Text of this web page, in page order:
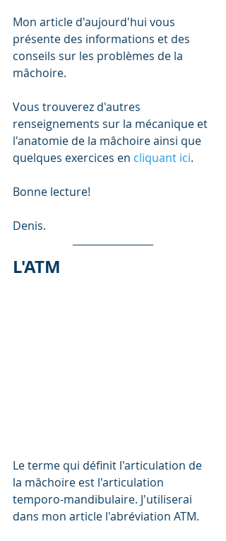
Mon article d'aujourd'hui vous
présente des informations et des
conseils sur les problèmes de la
mâchoire.​
Vous trouverez d'autres
renseignements sur la mécanique et
l'anatomie de la mâchoire ainsi que
quelques exercices en cliquant ici.
Bonne lecture!
Denis.
L'ATM
Le terme qui définit l'articulation de
la mâchoire est l'articulation
temporo-mandibulaire. J'utiliserai
dans mon article l'abréviation ATM.